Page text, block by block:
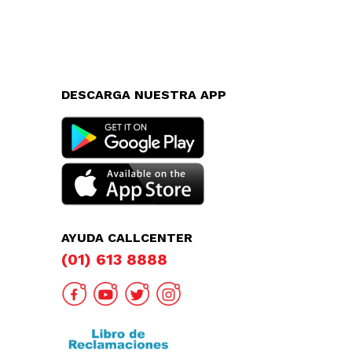
DESCARGA NUESTRA APP
AYUDA CALLCENTER
(01) 613 8888